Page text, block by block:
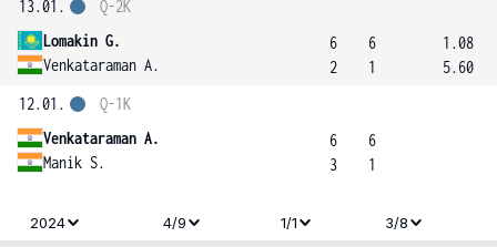
13.01.
Lomakin G.
Venkataraman A.
Q-2K
6
2
6
1
1.08
5.60
12.01.
Venkataraman A.
Manik S.
Q-1K
6
3
6
1
2024 4/9 1/1 3/8